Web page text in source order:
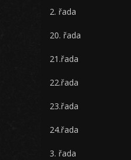
2. řada
20. řada
21.řada
22.řada
23.řada
24.řada
3. řada